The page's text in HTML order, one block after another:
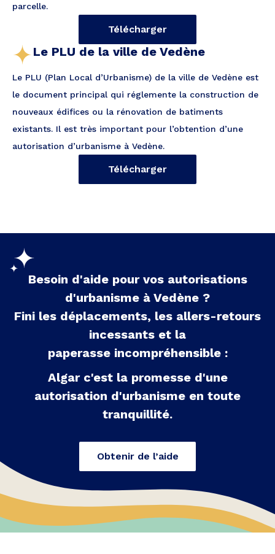
parcelle.
Télécharger
Le PLU de la ville de Vedène
Le PLU (Plan Local d’Urbanisme) de la ville de Vedène est
le document principal qui réglemente la construction de
nouveaux édifices ou la rénovation de batiments
existants. Il est très important pour l’obtention d’une
autorisation d’urbanisme à Vedène.
Télécharger
Besoin d'aide pour vos autorisations
d'urbanisme à Vedène ?
Fini les déplacements, les allers-retours
incessants et la
paperasse incompréhensible :
Algar c'est la promesse d'une
autorisation d'urbanisme en toute
tranquillité.
Obtenir de l’aide